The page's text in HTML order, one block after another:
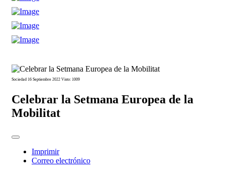
Sociedad 16 Septiembre 2022 Visto: 1009
Celebrar la Setmana Europea de la
Mobilitat
Imprimir
Correo electrónico